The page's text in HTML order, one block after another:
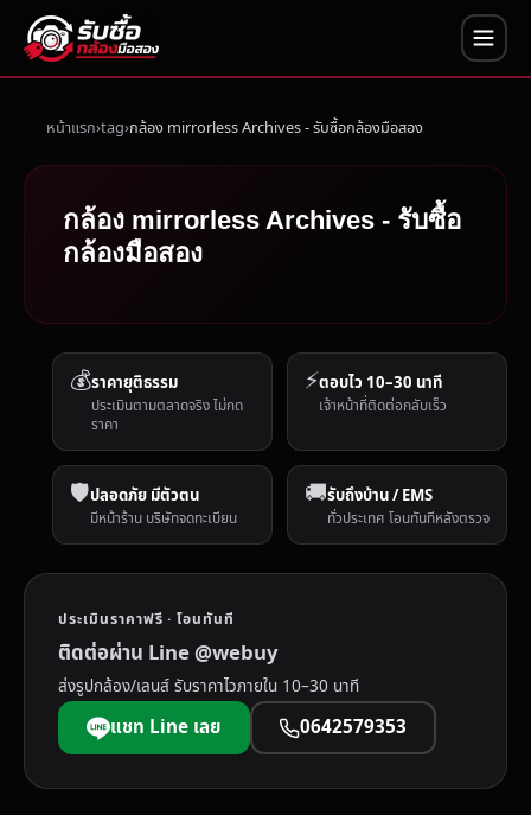
หน้าแรก tag กล้อง mirrorless Archives - รับซื้อกล้องมือสอง
กล้อง mirrorless Archives - รับซื้อ
กล้องมือสอง
💰ราคายุติธรรม
ประเมินตามตลาดจริง ไม่กด
ราคา
⚡ตอบไว 10–30 นาที
เจ้าหน้าที่ติดต่อกลับเร็ว
🛡️ปลอดภัย มีตัวตน
มีหน้าร้าน บริษัทจดทะเบียน
🚚รับถึงบ้าน / EMS
ทั่วประเทศ โอนทันทีหลังตรวจ
ประเมินราคาฟรี · โอนทันที
ติดต่อผ่าน Line @webuy
ส่งรูปกล้อง/เลนส์ รับราคาไวภายใน 10–30 นาที
แชท Line เลย 0642579353